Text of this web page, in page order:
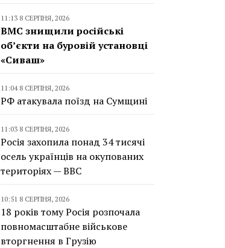
11:13 8 СЕРПНЯ, 2026
ВМС знищили російські
об’єкти на буровій установці
«Сиваш»
11:04 8 СЕРПНЯ, 2026
РФ атакувала поїзд на Сумщині
11:03 8 СЕРПНЯ, 2026
Росія захопила понад 34 тисячі
осель українців на окупованих
територіях — BBC
10:51 8 СЕРПНЯ, 2026
18 років тому Росія розпочала
повномасштабне військове
вторгнення в Грузію